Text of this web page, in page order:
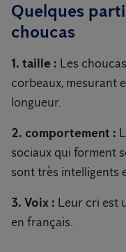
Quelques
choucas
1. taille : Les
corbeaux, mesurant
longueur.
2. comportement :
sociaux qui forment
sont très intelligents
3. Voix : Leur cri est
en français.